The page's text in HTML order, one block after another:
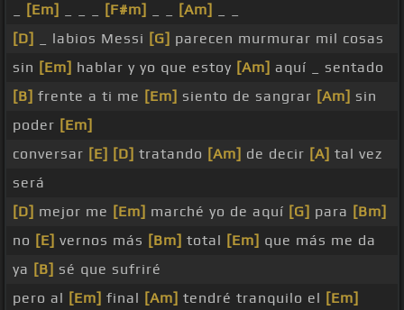
[Em] [F#m] [Am]
[D]
_ labios Messi [G] parecen murmurar mil cosas
sin [Em] hablar y yo que estoy [Am] aquí _ sentado
[B] frente a ti me [Em] siento de sangrar [Am] sin
poder [Em]
conversar [E] [D] tratando [Am] de decir [A] tal vez
será
[D] mejor me [Em] marché yo de aquí [G] para [Bm]
no [E] vernos más [Bm] total [Em] que más me da
ya [B] sé que sufriré
pero al [Em] final [Am] tendré tranquilo el [Em]